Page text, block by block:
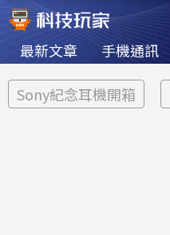
最新文章 手機通訊
Sony紀念耳機開箱